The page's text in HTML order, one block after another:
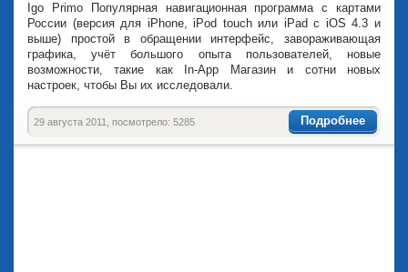
Igo Primo Популярная навигационная программа с картами
России (версия для iPhone, iPod touch или iPad с iOS 4.3 и
выше) простой в обращении интерфейс, завораживающая
графика, учёт большого опыта пользователей, новые
возможности, такие как In-App Магазин и сотни новых
настроек, чтобы Вы их исследовали.
Подробнее
29 августа 2011, посмотрело: 5285